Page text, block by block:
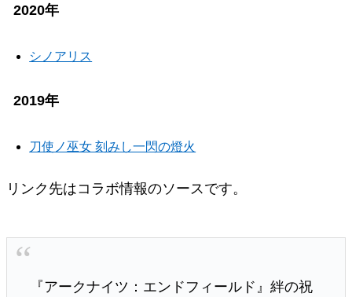
2020年
シノアリス
2019年
刀使ノ巫女 刻みし一閃の燈火
リンク先はコラボ情報のソースです。
『アークナイツ：エンドフィールド』絆の祝